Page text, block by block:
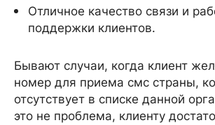
Отличное качество связи и
поддержки клиентов.
Бывают случаи, когда клиент
номер для приема смс страны,
отсутствует в списке данной
это не проблема, клиенту